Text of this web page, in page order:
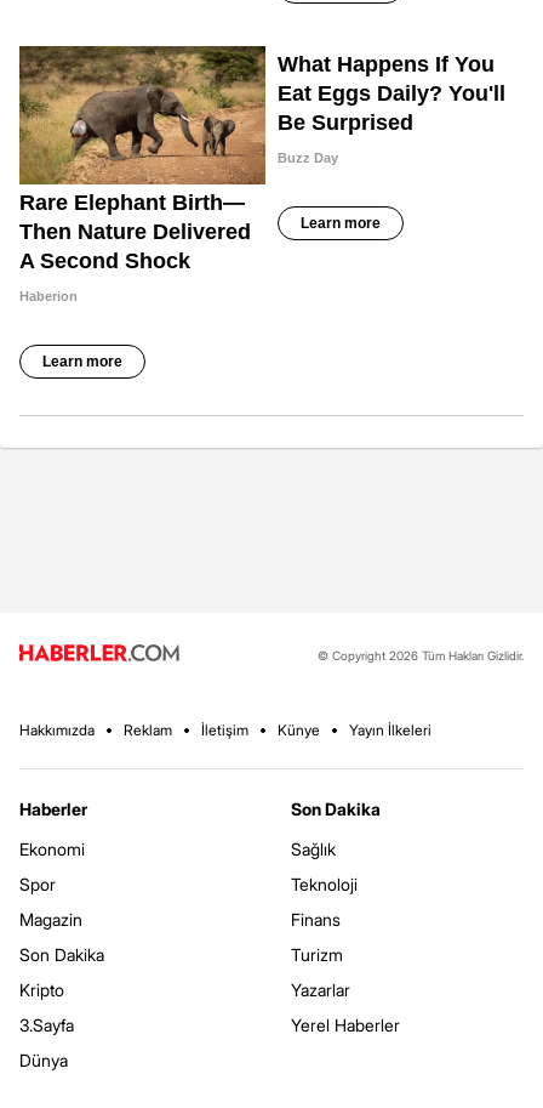
© Copyright 2026 Tüm Hakları Gizlidir.
Hakkımızda Reklam İletişim Künye Yayın İlkeleri
Haberler
Ekonomi
Spor
Magazin
Son Dakika
Kripto
3.Sayfa
Dünya
Son Dakika
Sağlık
Teknoloji
Finans
Turizm
Yazarlar
Yerel Haberler